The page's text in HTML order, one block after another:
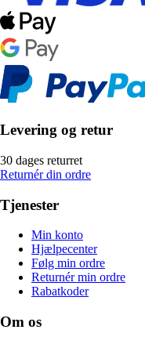
Levering og retur
30 dages returret
Returnér din ordre
Tjenester
Min konto
Hjælpecenter
Følg min ordre
Returnér min ordre
Rabatkoder
Om os